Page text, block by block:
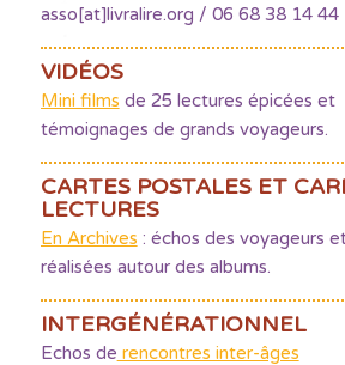
asso[at]livralire.org / 06 68 38 14 44
VIDÉOS
Mini films de 25 lectures épicées et
témoignages de grands voyageurs.
CARTES POSTALES ET
LECTURES
En Archives : échos des voyageurs
réalisées autour des albums.
INTERGÉNÉRATIONNEL
Echos de rencontres inter-âges